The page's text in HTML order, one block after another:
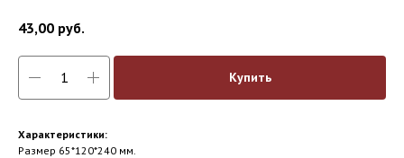
43,00 руб.
Купить
Характеристики:
Размер 65*120*240 мм.